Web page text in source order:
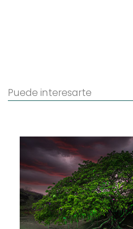
Puede interesarte